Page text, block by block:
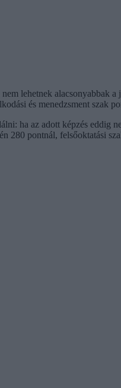
lehetnek alacsonyabbak
és menedzsment szak
ha az adott képzés eddig
280 pontnál, felsőoktatási